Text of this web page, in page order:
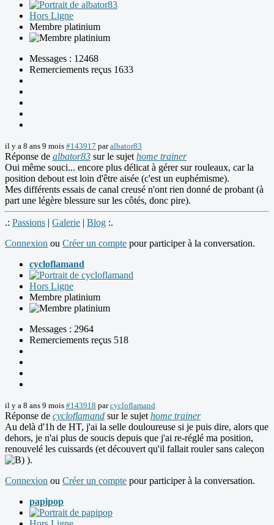
Hors Ligne
Membre platinium
Messages : 12468
Remerciements reçus 1633
il y a 8 ans 9 mois #143917 paralbator83
Réponse de albator83 sur le sujet home trainer
Oui même souci... encore plus délicat à gérer sur rouleaux, car la
position debout est loin d'être aisée (c'est un euphémisme).
Mes différents essais de canal creusé n'ont rien donné de probant (à
part une légère blessure sur les côtés, donc pire).
.: Passions | Galerie | Blog :.
Connexion ou Créer un compte pour participer à la conversation.
cycloflamand
Hors Ligne
Membre platinium
Messages : 2964
Remerciements reçus 518
il y a 8 ans 9 mois #143918 parcycloflamand
Réponse de cycloflamand sur le sujet home trainer
Au delà d'1h de HT, j'ai la selle douloureuse si je puis dire, alors que
dehors, je n'ai plus de soucis depuis que j'ai re-réglé ma position,
renouvelé les cuissards (et découvert qu'il fallait rouler sans caleçon
).
Connexion ou Créer un compte pour participer à la conversation.
papipop